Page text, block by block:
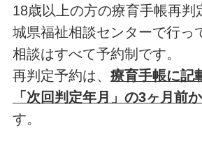
18歳以上の方の療育手帳再判
城県福祉相談センターで行っ
相談はすべて予約制です。
再判定予約は、 療育手帳に記
「次回判定年月」の3ヶ月前
す。